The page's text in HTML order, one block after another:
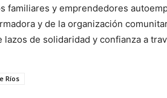
familiares y emprendedores
y de la organización
lazos de solidaridad y confianza a
Ríos